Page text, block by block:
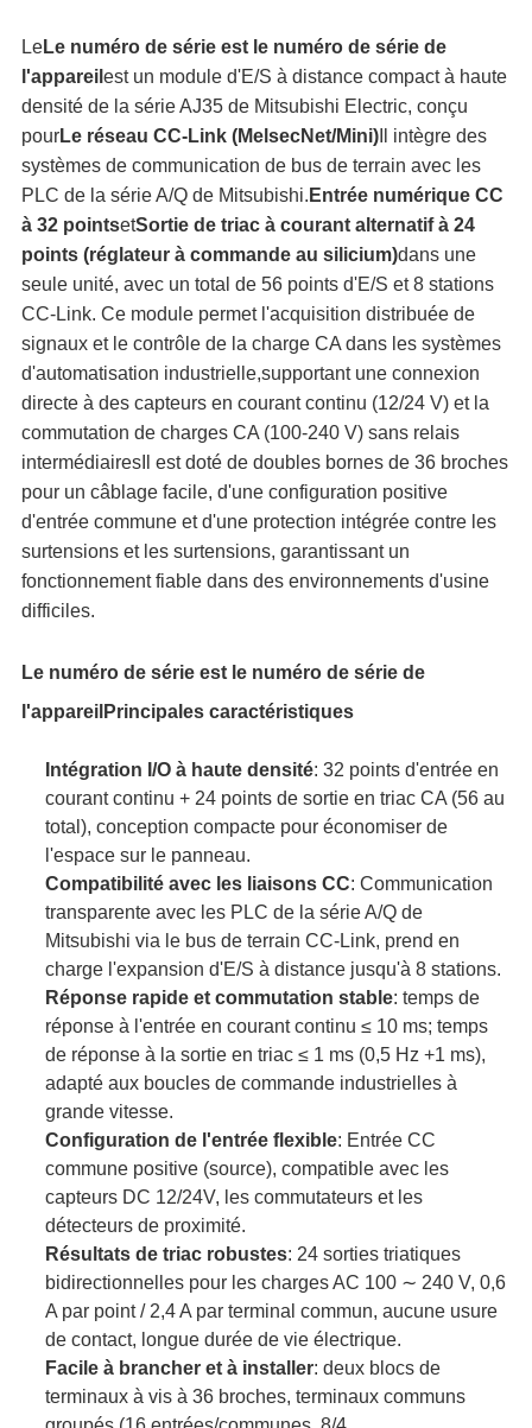
POLITIQUE
EN
MATIÈRE
DE
PROTECTION
DE
LA
VIE
PRIVÉE
LeLe numéro de série est le numéro de série de
l'appareil est un module d'E/S à distance compact à haute
densité de la série AJ35 de Mitsubishi Electric, conçu
pourLe réseau CC-Link (MelsecNet/Mini)Il intègre des
systèmes de communication de bus de terrain avec les
PLC de la série A/Q de Mitsubishi. Entrée numérique CC
à 32 pointsetSortie de triac à courant alternatif à 24
points (réglateur à commande au silicium)dans une
seule unité, avec un total de 56 points d'E/S et 8 stations
CC-Link. Ce module permet l'acquisition distribuée de
signaux et le contrôle de la charge CA dans les systèmes
d'automatisation industrielle,supportant une connexion
directe à des capteurs en courant continu (12/24 V) et la
commutation de charges CA (100-240 V) sans relais
intermédiairesIl est doté de doubles bornes de 36 broches
pour un câblage facile, d'une configuration positive
d'entrée commune et d'une protection intégrée contre les
surtensions et les surtensions, garantissant un
fonctionnement fiable dans des environnements d'usine
difficiles.
Le numéro de série est le numéro de série de
l'appareil Principales caractéristiques
Intégration I/O à haute densité: 32 points d'entrée en
courant continu + 24 points de sortie en triac CA (56 au
total), conception compacte pour économiser de
l'espace sur le panneau.
Compatibilité avec les liaisons CC: Communication
transparente avec les PLC de la série A/Q de
Mitsubishi via le bus de terrain CC-Link, prend en
charge l'expansion d'E/S à distance jusqu'à 8 stations.
Réponse rapide et commutation stable: temps de
réponse à l'entrée en courant continu ≤ 10 ms; temps
de réponse à la sortie en triac ≤ 1 ms (0,5 Hz +1 ms),
adapté aux boucles de commande industrielles à
grande vitesse.
Configuration de l'entrée flexible: Entrée CC
commune positive (source), compatible avec les
capteurs DC 12/24V, les commutateurs et les
détecteurs de proximité.
Résultats de triac robustes: 24 sorties triatiques
bidirectionnelles pour les charges AC 100 ∼ 240 V, 0,6
A par point / 2,4 A par terminal commun, aucune usure
de contact, longue durée de vie électrique.
Facile à brancher et à installer: deux blocs de
terminaux à vis à 36 broches, terminaux communs